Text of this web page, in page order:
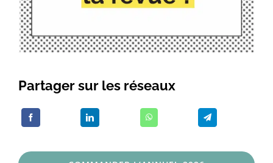
Partager sur les réseaux